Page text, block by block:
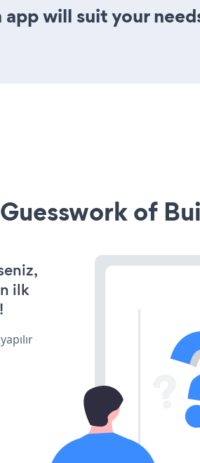
will suit your
of
ilk